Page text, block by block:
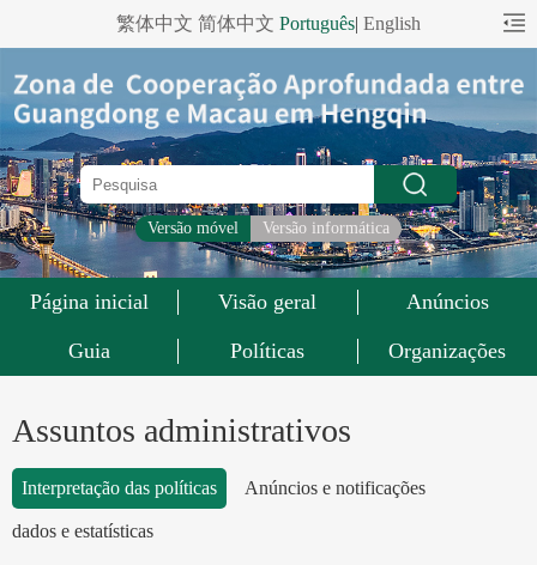
繁体中文 简体中文 Português| English
Versão móvel Versão informática
Página inicial Visão geral Anúncios
Guia Políticas Organizações
Assuntos administrativos
Interpretação das políticas Anúncios e notificações
dados e estatísticas